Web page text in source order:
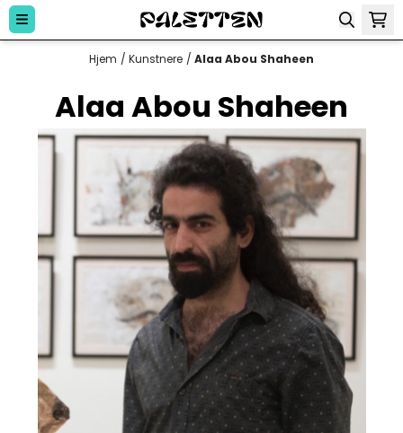
Hopp til innhold
Hjem / Kunstnere / Alaa Abou Shaheen
Alaa Abou Shaheen